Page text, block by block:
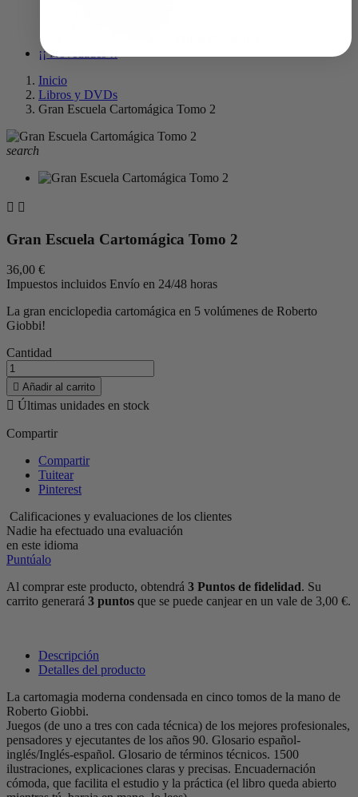
¡¡ Novedades !!
Inicio
Libros y DVDs
Gran Escuela Cartomágica Tomo 2
search
 
Gran Escuela Cartomágica Tomo 2
36,00 €
Impuestos incluidos Envío en 24/48 horas
La gran enciclopedia cartomágica en 5 volúmenes de Roberto
Giobbi!
Cantidad
 Añadir al carrito
 Últimas unidades en stock
Compartir
Compartir
Tuitear
Pinterest
Calificaciones y evaluaciones de los clientes
Nadie ha efectuado una evaluación
en este idioma
Puntúalo
Al comprar este producto, obtendrá 3 Puntos de fidelidad. Su
carrito generará 3 puntos que se puede canjear en un vale de 3,00 €.
Descripción
Detalles del producto
La cartomagia moderna condensada en cinco tomos de la mano de
Roberto Giobbi.
Juegos (de uno a tres con cada técnica) de los mejores profesionales,
pensadores y ejecutantes de los años 90. Glosario español-
inglés/Inglés-español. Glosario de términos técnicos. 1500
ilustraciones, explicaciones claras y precisas. Encuadernación
cómoda, que facilita el estudio y la práctica (el libro queda abierto